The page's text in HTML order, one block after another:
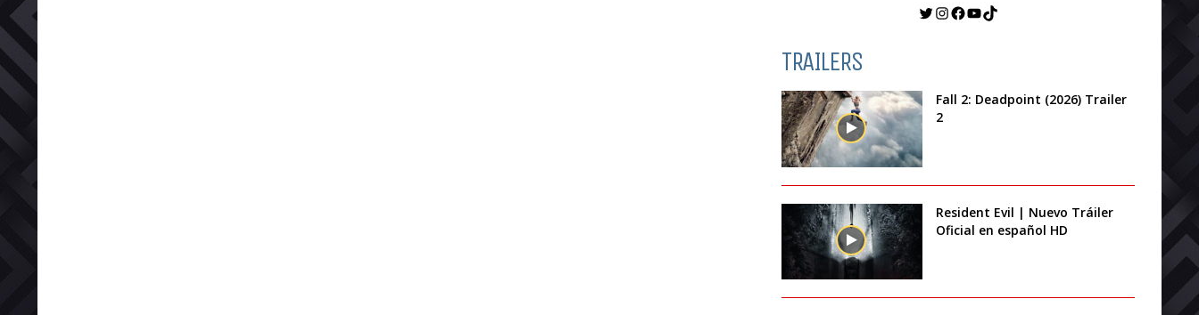
Twitter
Instagram
Facebook
YouTube
TikTok
TRAILERS
Fall 2: Deadpoint (2026) Trailer
2
Resident Evil | Nuevo Tráiler
Oficial en español HD